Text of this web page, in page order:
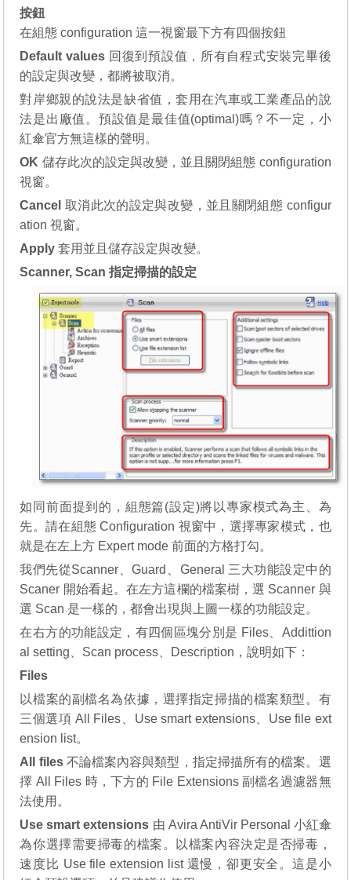
按鈕
在組態 configuration 這一視窗最下方有四個按鈕
Default values 回復到預設值，所有自程式安裝完畢後
的設定與改變，都將被取消。
對岸鄉親的說法是缺省值，套用在汽車或工業產品的說
法是出廠值。預設值是最佳值(optimal)嗎？不一定，小
紅傘官方無這樣的聲明。
OK 儲存此次的設定與改變，並且關閉組態 configuration
視窗。
Cancel 取消此次的設定與改變，並且關閉組態 configur
ation 視窗。
Apply 套用並且儲存設定與改變。
Scanner, Scan 指定掃描的設定
如同前面提到的，組態篇(設定)將以專家模式為主、為
先。請在組態 Configuration 視窗中，選擇專家模式，也
就是在左上方 Expert mode 前面的方格打勾。
我們先從Scanner、Guard、General 三大功能設定中的
Scaner 開始看起。在左方這欄的檔案樹，選 Scanner 與
選 Scan 是一樣的，都會出現與上圖一樣的功能設定。
在右方的功能設定，有四個區塊分別是 Files、Addittion
al setting、Scan process、Description，說明如下：
Files
以檔案的副檔名為依據，選擇指定掃描的檔案類型。有
三個選項 All Files、Use smart extensions、Use file ext
ension list。
All files不論檔案內容與類型，指定掃描所有的檔案。選
擇 All Files 時，下方的 File Extensions 副檔名過濾器無
法使用。
Use smart extensions 由 Avira AntiVir Personal 小紅傘
為你選擇需要掃毒的檔案。以檔案內容決定是否掃毒，
速度比 Use file extension list 還慢，卻更安全。這是小